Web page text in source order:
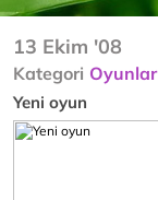
13 Ekim '08
Kategori Oyunlar
Yeni oyun